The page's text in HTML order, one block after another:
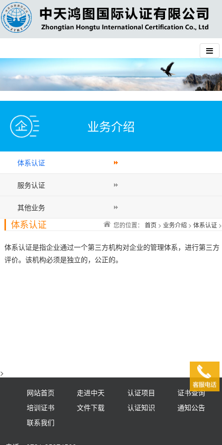
业务介绍
体系认证
服务认证
其他业务
体系认证
您的位置： 首页 > 业务介绍 > 体系认证 >
体系认证是指企业通过一个第三方机构对企业的管理体系，进行第三方
评价。该机构必须是独立的，公正的。
>
网站首页
走进中天 认证项目
证书查询
培训证书
文件下载 认证知识
通知公告
联系我们